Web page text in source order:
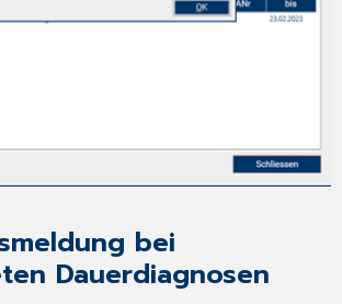
bei
Dauerdiagnosen